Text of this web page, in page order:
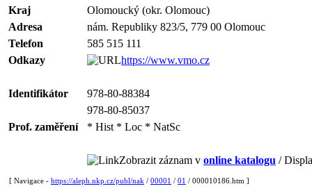
Kraj
Olomoucký (okr. Olomouc)
Adresa
nám. Republiky 823/5, 779 00 Olomouc
Telefon
585 515 111
Odkazy
https://www.vmo.cz
Identifikátor
978-80-88384
978-80-85037
Prof. zaměření
* Hist * Loc * NatSc
Zobrazit záznam v online katalogu /
[ Navigace - https://aleph.nkp.cz/publ/nak / 00001 / 01 / 000010186.htm ]